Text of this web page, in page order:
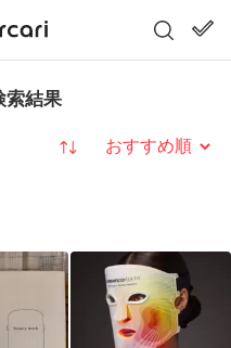
索結果
並び替え